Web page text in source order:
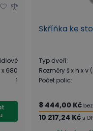
skvěle doplní
přímo u stolu.
tak dostatek
využívané
x 680
1
Skříňka ke
Typ dveří:
Rozměry š x h x v
Počet polic:
8 444,00 Kč
10 217,24 Kč s